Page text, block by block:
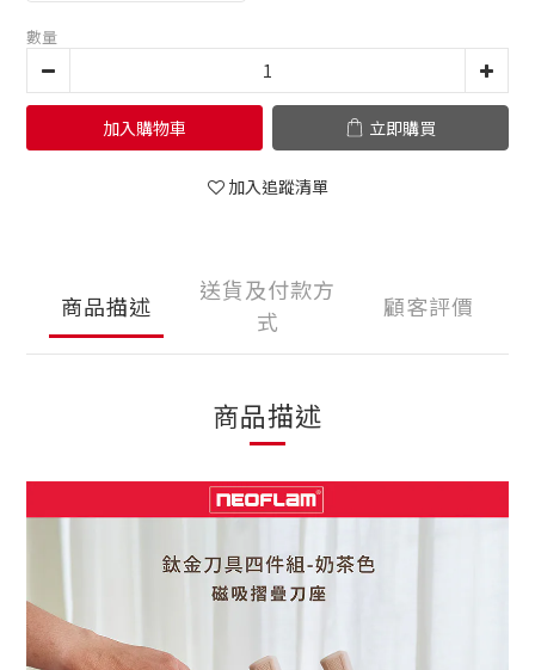
數量
加入購物車 立即購買
加入追蹤清單
商品描述
送貨及付款方
式
顧客評價
商品描述